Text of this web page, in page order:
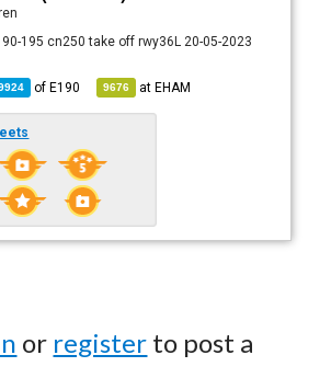
195 cn250 take off rwy36L 20-05-2023
ofE190 9676 atEHAM
or register to post a